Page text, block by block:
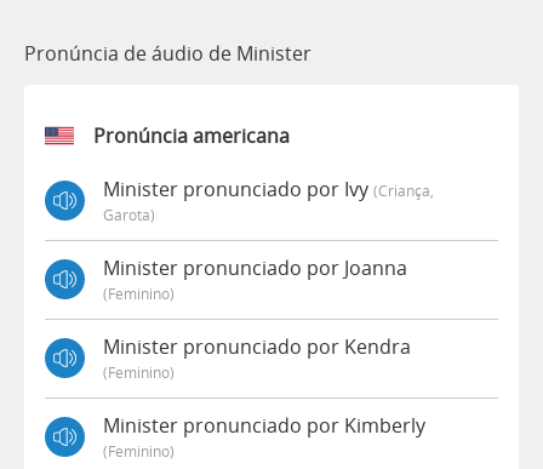
Pronúncia de áudio de Minister
Pronúncia americana
Minister pronunciado por Ivy (criança,
Garota)
Minister pronunciado por Joanna
(feminino)
Minister pronunciado por Kendra
(feminino)
Minister pronunciado por Kimberly
(feminino)